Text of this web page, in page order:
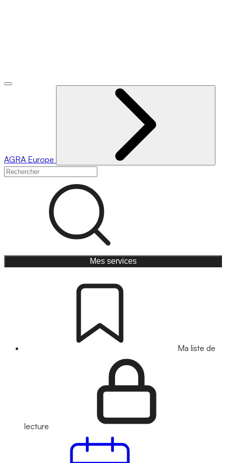
AGRA Europe
Mes services
Ma liste de
lecture